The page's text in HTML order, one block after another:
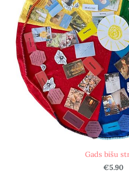
Gads bišu
€5.90